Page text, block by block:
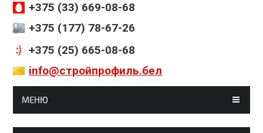
+375 (33) 669-08-68
+375 (177) 78-67-26
+375 (25) 665-08-68
info@стройпрофиль.бел
МЕНЮ
ГЛАВНАЯ